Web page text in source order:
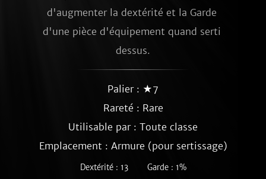
d'augmenter la dextérité et la Garde
d'une pièce d'équipement quand serti
dessus.
Palier : ★7
Rareté : Rare
Utilisable par : Toute classe
Emplacement : Armure (pour sertissage)
Dextérité : 13 Garde : 1%